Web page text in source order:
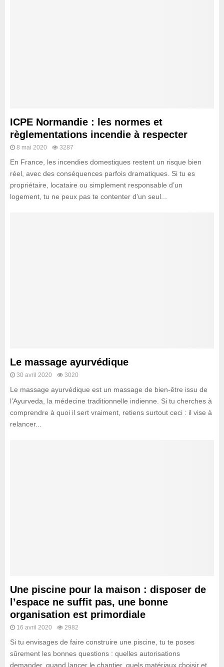
ICPE Normandie : les normes et
règlementations incendie à respecter
8 mai 2020 3287
En France, les incendies domestiques restent un risque bien
réel, avec des conséquences parfois dramatiques. Si tu es
propriétaire, locataire ou simplement responsable d’un
logement, tu ne peux pas te contenter d’un seul...
Le massage ayurvédique
30 avril 2020 3020
Le massage ayurvédique est un massage de bien-être issu de
l’Ayurveda, la médecine traditionnelle indienne. Si tu cherches à
comprendre à quoi il sert vraiment, retiens surtout ceci : il vise à
relancer...
Une piscine pour la maison : disposer de
l’espace ne suffit pas, une bonne
organisation est primordiale
16 avril 2020 2982
Si tu envisages de faire construire une piscine, tu te poses
sûrement les bonnes questions : quelles autorisations
demander, quand lancer le chantier, quels matériaux choisir et